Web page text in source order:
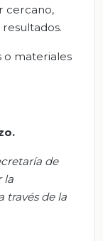
cercano,
o materiales
.
de
la
través de la